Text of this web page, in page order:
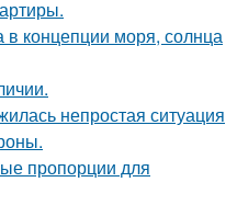
концепции моря, солнца
непростая ситуация
пропорции для